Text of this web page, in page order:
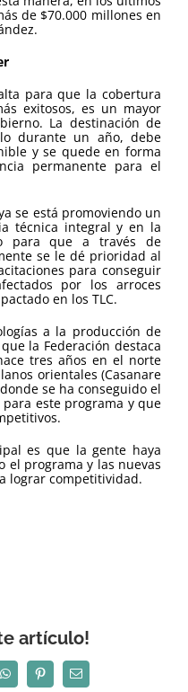
de $70.000 millones en
para que la cobertura
exitosos, es un mayor
La destinación de
durante un año, debe
y se quede en forma
permanente para el
se está promoviendo un
técnica integral y en la
para que a través de
se le dé prioridad al
para conseguir
por los arroces
en los TLC.
a la producción de
la Federación destaca
tres años en el norte
orientales (Casanare
se ha conseguido el
este programa y que
es que la gente haya
el programa y las nuevas
lograr competitividad.
artículo!
WhatsAppPinterestCorreo